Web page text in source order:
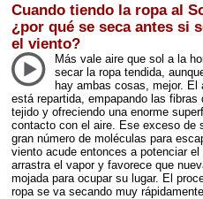
Cuando tiendo la ropa al
¿por qué se seca antes si
el viento?
Más vale aire que sol a la
secar la ropa tendida,
hay ambas cosas, mejor. El
está repartida, empapando las fibras
tejido y ofreciendo una enorme
contacto con el aire. Ese exceso de
gran número de moléculas para
viento acude entonces a potenciar
arrastra el vapor y favorece que
mojada para ocupar su lugar. El
ropa se va secando muy rápidamente.